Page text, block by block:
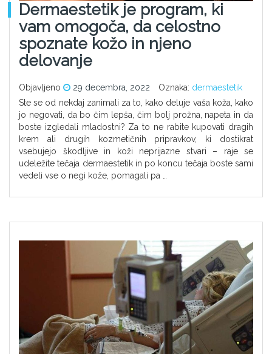
Dermaestetik je program, ki
vam omogoča, da celostno
spoznate kožo in njeno
delovanje
Objavljeno 29 decembra, 2022 Oznaka: dermaestetik
Ste se od nekdaj zanimali za to, kako deluje vaša koža, kako
jo negovati, da bo čim lepša, čim bolj prožna, napeta in da
boste izgledali mladostni? Za to ne rabite kupovati dragih
krem ali drugih kozmetičnih pripravkov, ki dostikrat
vsebujejo škodljive in koži neprijazne stvari – raje se
udeležite tečaja dermaestetik in po koncu tečaja boste sami
vedeli vse o negi kože, pomagali pa …